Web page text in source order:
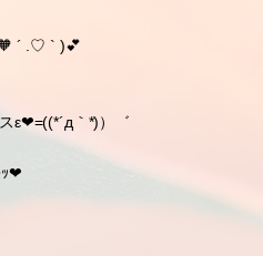
´ .♡ ` )💕
ε❤=((*´д｀*)）゛
ｯ❤